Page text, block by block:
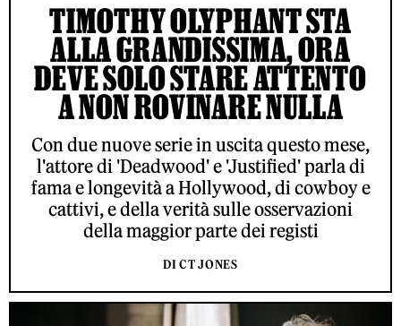
TIMOTHY OLYPHANT STA
ALLA GRANDISSIMA, ORA
DEVE SOLO STARE ATTENTO
A NON ROVINARE NULLA
Con due nuove serie in uscita questo mese,
l'attore di 'Deadwood' e 'Justified' parla di
fama e longevità a Hollywood, di cowboy e
cattivi, e della verità sulle osservazioni
della maggior parte dei registi
DI CT JONES